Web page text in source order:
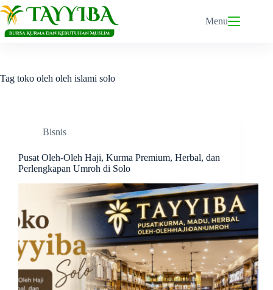
Skip
to
content
Menu
Tag toko oleh oleh islami solo
Bisnis
Pusat Oleh-Oleh Haji, Kurma Premium, Herbal, dan
Perlengkapan Umroh di Solo